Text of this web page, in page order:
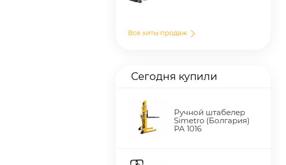
Все хиты продаж
Сегодня купили
Ручной штабелер
Simetro (Болгария)
PA 1016